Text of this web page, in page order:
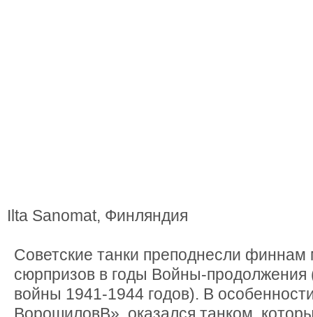
Ilta Sanomat, Финляндия
Советские танки преподнесли финнам
сюрпризов в годы Войны-продолжения
войны 1941-1944 годов). В